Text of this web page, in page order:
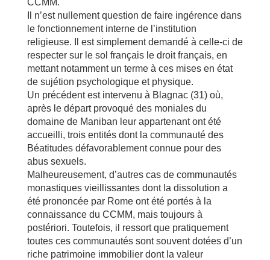
CCMM.
Il n’est nullement question de faire ingérence dans
le fonctionnement interne de l’institution
religieuse. Il est simplement demandé à celle-ci de
respecter sur le sol français le droit français, en
mettant notamment un terme à ces mises en état
de sujétion psychologique et physique.
Un précédent est intervenu à Blagnac (31) où,
après le départ provoqué des moniales du
domaine de Maniban leur appartenant ont été
accueilli, trois entités dont la communauté des
Béatitudes défavorablement connue pour des
abus sexuels.
Malheureusement, d’autres cas de communautés
monastiques vieillissantes dont la dissolution a
été prononcée par Rome ont été portés à la
connaissance du CCMM, mais toujours à
postériori. Toutefois, il ressort que pratiquement
toutes ces communautés sont souvent dotées d’un
riche patrimoine immobilier dont la valeur